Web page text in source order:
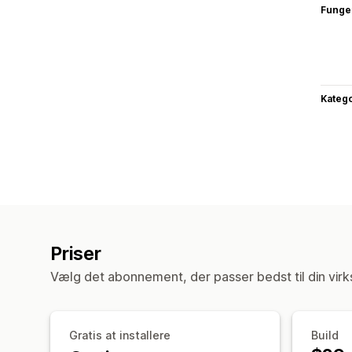
Priser
Vælg det abonnement, der passer bedst til din
Gratis at installere Build